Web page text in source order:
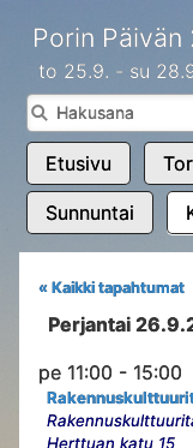
Porin
to 25.9. - su
Etusivu
Sunnuntai
« Kaikki tapahtumat
Perjantai
pe 11:00 - 15:00
Herttuan katu 15